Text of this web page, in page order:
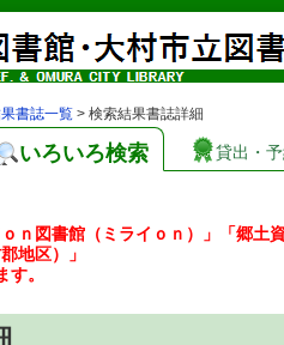
書誌一覧 > 検索結果書誌詳細
いろいろ検索 貸出・
ｎ図書館（ミライｏｎ）」「郷
地区）」
。